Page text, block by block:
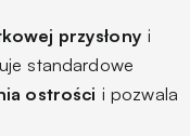
przysłony i
standardowe
ostrości i pozwala